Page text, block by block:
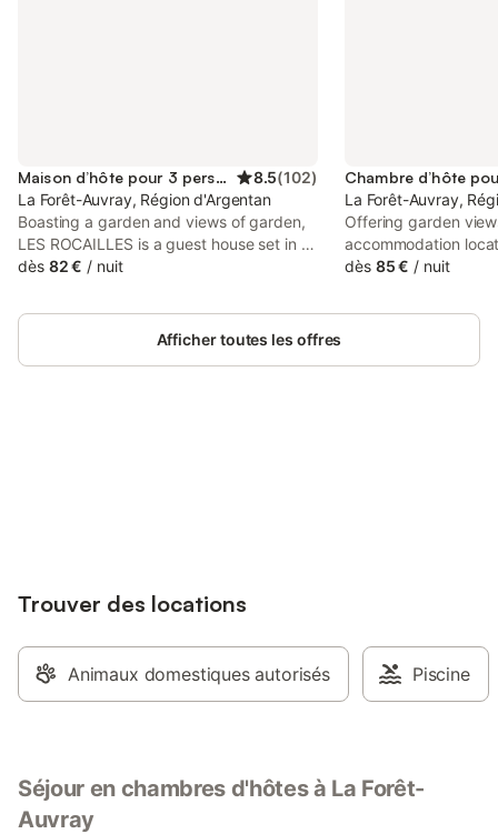
Maison d’hôte pour 3 personnes 8.5(102)
La Forêt-Auvray, Région d'Argentan
Boasting a garden and views of garden,
LES ROCAILLES is a guest house set in a
historic building in La Forêt-Auvray, 47
private entrance at the guest house for
the convenience of those who stay.
dès 82 € / nuit
La Forêt-Auvray,
Offering garden
accommodation
Auvray, 48 km from
Centre. This bed
dès 85 € / nuit
Afficher toutes les offres
Trouver des locations
Animaux domestiques autorisés Piscine
Séjour en chambres d'hôtes à La Forêt-
Auvray